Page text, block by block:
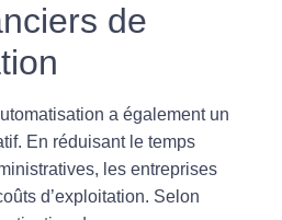
de
a également un
En réduisant le temps
les entreprises
d’exploitation. Selon